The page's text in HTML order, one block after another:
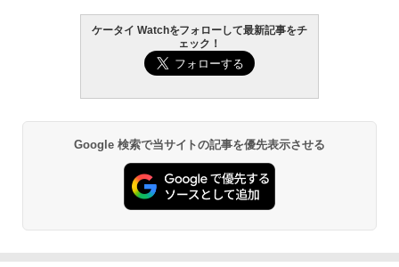
ケータイ Watchをフォローして最新記事をチ
ェック！
Google 検索で当サイトの記事を優先表示させる